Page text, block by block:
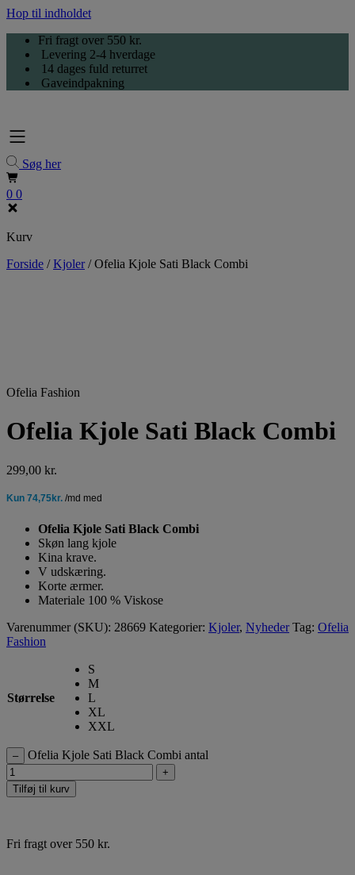
Hop til indholdet
Fri fragt over 550 kr.
Levering 2-4 hverdage
14 dages fuld returret
Gaveindpakning
Søg her
0 0
Kurv
Forside /Kjoler /Ofelia Kjole Sati Black Combi
Ofelia Fashion
Ofelia Kjole Sati Black Combi
299,00 kr.
Ofelia Kjole Sati Black Combi
Skøn lang kjole
Kina krave.
V udskæring.
Korte ærmer.
Materiale 100 % Viskose
Varenummer (SKU): 28669 Kategorier: Kjoler, Nyheder Tag: Ofelia
Fashion
Størrelse
S
M
L
XL
XXL
– Ofelia Kjole Sati Black Combi antal
+
Tilføj til kurv
Fri fragt over 550 kr.